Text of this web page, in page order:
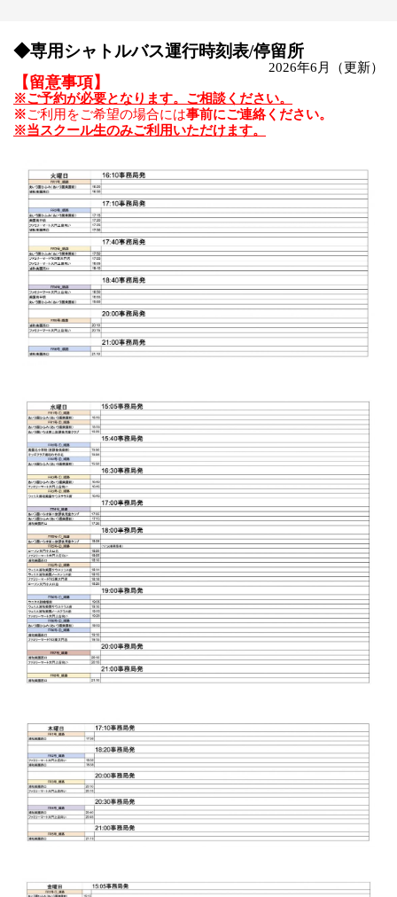
◆専用シャトルバス運行時刻表/停留所
2026年6 月（更新）
【留意事項】
※ご予約が必要となります。ご相談ください。
※ご利用をご希望の場合には事前にご連絡ください。
※当スクール生のみご利用いただけます。